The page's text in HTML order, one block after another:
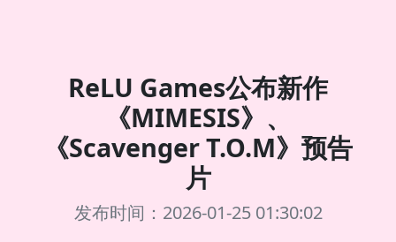
ReLU Games公布新作
《MIMESIS》、
《Scavenger T.O.M》预告
片
发布时间：2026-01-25 01:30:02